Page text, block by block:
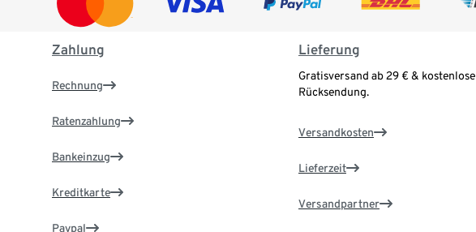
Zahlung
Rechnung
Ratenzahlung
Bankeinzug
Kreditkarte
Paypal
Lieferung
Gratisversand ab 29 € & kostenlose
Rücksendung.
Versandkosten
Lieferzeit
Versandpartner